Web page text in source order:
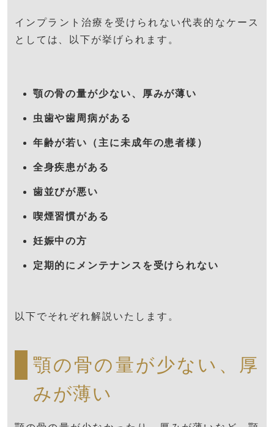
インプラント治療を受けられない代表的なケース
としては、以下が挙げられます。
顎の骨の量が少ない、厚みが薄い
虫歯や歯周病がある
年齢が若い（主に未成年の患者様）
全身疾患がある
歯並びが悪い
喫煙習慣がある
妊娠中の方
定期的にメンテナンスを受けられない
以下でそれぞれ解説いたします。
顎の骨の量が少ない、厚
みが薄い